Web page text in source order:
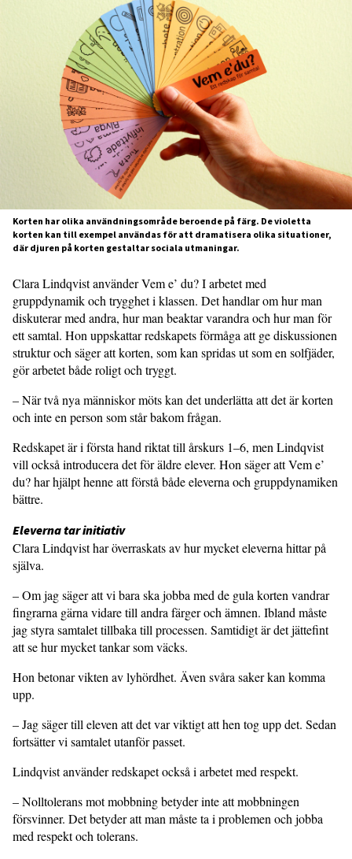
Korten har olika användningsområde beroende på färg. De violetta
korten kan till exempel användas för att dramatisera olika situationer,
där djuren på korten gestaltar sociala utmaningar.
Clara Lindqvist använder Vem e’ du? I arbetet med
gruppdynamik och trygghet i klassen. Det handlar om hur man
diskuterar med andra, hur man beaktar varandra och hur man för
ett samtal. Hon uppskattar redskapets förmåga att ge diskussionen
struktur och säger att korten, som kan spridas ut som en solfjäder,
gör arbetet både roligt och tryggt.
– När två nya människor möts kan det underlätta att det är korten
och inte en person som står bakom frågan.
Redskapet är i första hand riktat till årskurs 1–6, men Lindqvist
vill också introducera det för äldre elever. Hon säger att Vem e’
du? har hjälpt henne att förstå både eleverna och gruppdynamiken
bättre.
Eleverna tar initiativ
Clara Lindqvist har överraskats av hur mycket eleverna hittar på
själva.
– Om jag säger att vi bara ska jobba med de gula korten vandrar
fingrarna gärna vidare till andra färger och ämnen. Ibland måste
jag styra samtalet tillbaka till processen. Samtidigt är det jättefint
att se hur mycket tankar som väcks.
Hon betonar vikten av lyhördhet. Även svåra saker kan komma
upp.
– Jag säger till eleven att det var viktigt att hen tog upp det. Sedan
fortsätter vi samtalet utanför passet.
Lindqvist använder redskapet också i arbetet med respekt.
– Nolltolerans mot mobbning betyder inte att mobbningen
försvinner. Det betyder att man måste ta i problemen och jobba
med respekt och tolerans.